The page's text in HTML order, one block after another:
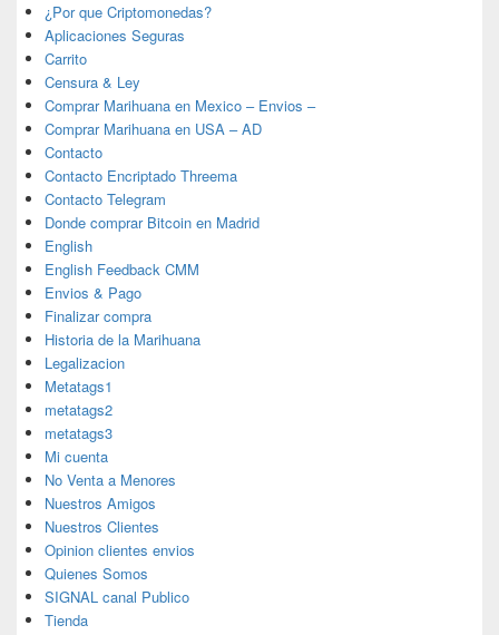
¿Por que Criptomonedas?
Aplicaciones Seguras
Carrito
Censura & Ley
Comprar Marihuana en Mexico – Envios –
Comprar Marihuana en USA – AD
Contacto
Contacto Encriptado Threema
Contacto Telegram
Donde comprar Bitcoin en Madrid
English
English Feedback CMM
Envios & Pago
Finalizar compra
Historia de la Marihuana
Legalizacion
Metatags1
metatags2
metatags3
Mi cuenta
No Venta a Menores
Nuestros Amigos
Nuestros Clientes
Opinion clientes envios
Quienes Somos
SIGNAL canal Publico
Tienda